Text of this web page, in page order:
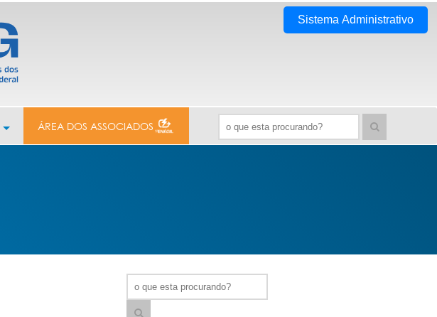
Sistema Administrativo
ÁREA DOS ASSOCIADOS